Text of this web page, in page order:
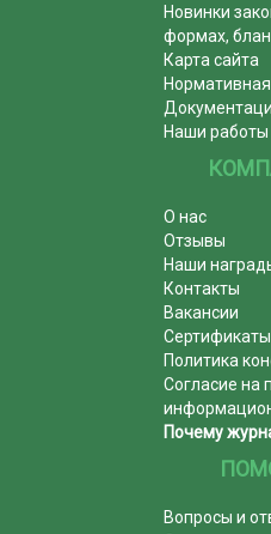
Новинки
формах,
Карта сайта
Наши работы
О нас
Отзывы
Наши
Контакты
Вакансии
Политика
Согласие на
Почему
Вопросы и